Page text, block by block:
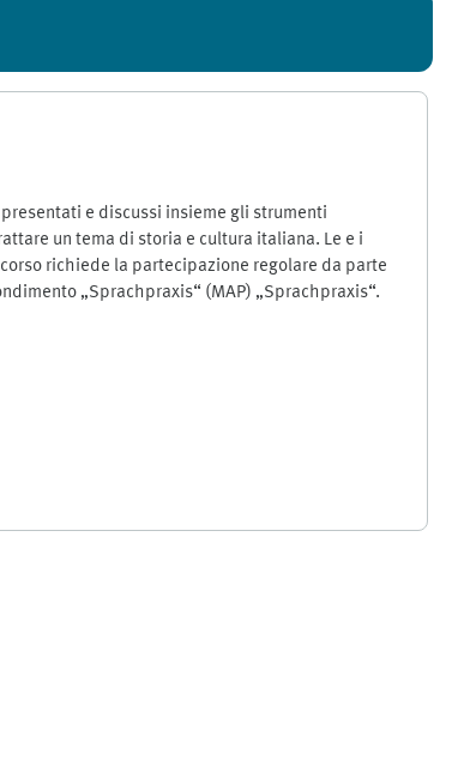
e discussi insieme gli strumenti
un tema di storia e cultura italiana. Le e i
richiede la partecipazione regolare da parte
„Sprachpraxis“ (MAP) „Sprachpraxis“.